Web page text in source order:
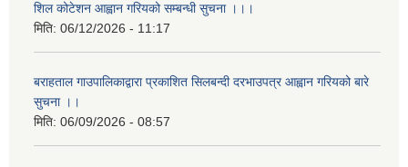
शिल कोटेशन आह्वान गरियको सम्बन्धी सुचना ।।।
मिति: 06/12/2026 - 11:17
बराहताल गाउपालिकाद्वारा प्रकाशित सिलबन्दी दरभाउपत्र आह्वान गरियको बारे
सुचना ।।
मिति: 06/09/2026 - 08:57